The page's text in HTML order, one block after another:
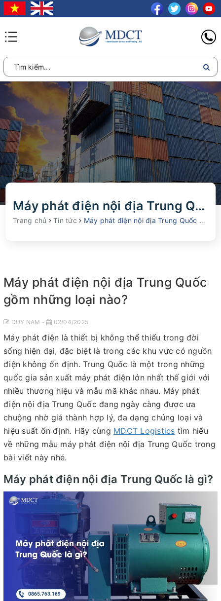
Máy phát điện nội địa Trung Quốc gồm những loại nào?
Trang chủ Tin tức Máy phát điện nội địa Trung Quốc gồm những loại nào?
Máy phát điện nội địa Trung Quốc
gồm những loại nào?
DUY NAM - 02/04/2025
Máy phát điện là thiết bị không thể thiếu trong đời
sống hiện đại, đặc biệt là trong các khu vực có nguồn
điện không ổn định. Trung Quốc là một trong những
quốc gia sản xuất máy phát điện lớn nhất thế giới với
nhiều thương hiệu và mẫu mã khác nhau. Máy phát
điện nội địa Trung Quốc đang ngày càng được ưa
chuộng nhờ giá thành hợp lý, đa dạng chủng loại và
hiệu suất ổn định. Hãy cùng MDCT Logistics tìm hiểu
về những mẫu máy phát điện nội địa Trung Quốc trong
bài viết này nhé.
Máy phát điện nội địa Trung Quốc là gì?